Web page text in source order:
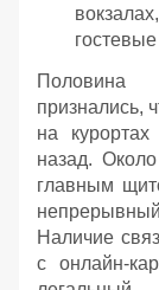
Половина
признались,
на
назад.
главным
Наличие
с онлайн-